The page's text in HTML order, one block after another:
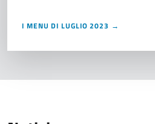
I MENU DI LUGLIO 2023 →